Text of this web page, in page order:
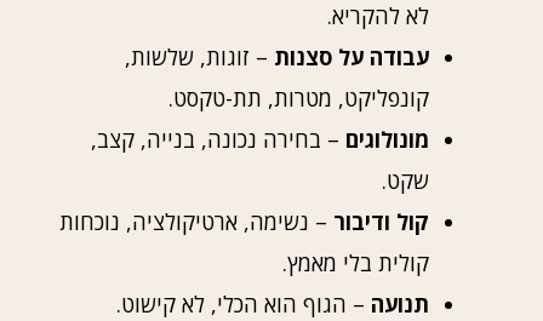
לא להקריא.
עבודה על סצנות – זוגות, שלשות,
קונפליקט, מטרות, תת-טקסט.
מונולוגים – בחירה נכונה, בנייה, קצב,
שקט.
קול ודיבור – נשימה, ארטיקולציה, נוכחות
קולית בלי מאמץ.
תנועה – הגוף הוא הכלי, לא קישוט.